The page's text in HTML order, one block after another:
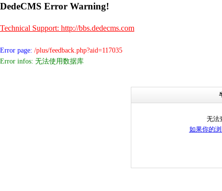
DedeCMS Error Warning!
Technical Support: http://bbs.dedecms.com
Error page: /plus/feedback.php?aid=117035
Error infos: 无法使用数据库
无法
如果你的